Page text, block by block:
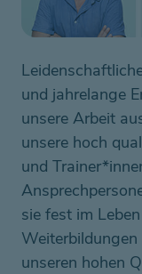
und jahrelange
unsere Arbeit
unsere hoch
und
sie fest im
unseren hohen